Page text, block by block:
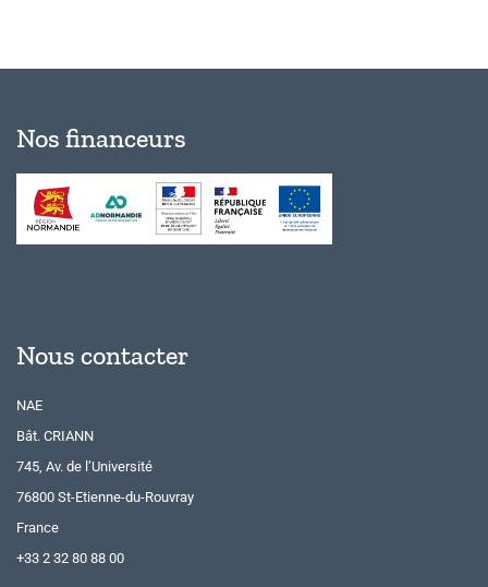
Nos financeurs
Nous contacter
NAE
Bât. CRIANN
745, Av. de l’Université
76800 St-Etienne-du-Rouvray
France
+33 2 32 80 88 00